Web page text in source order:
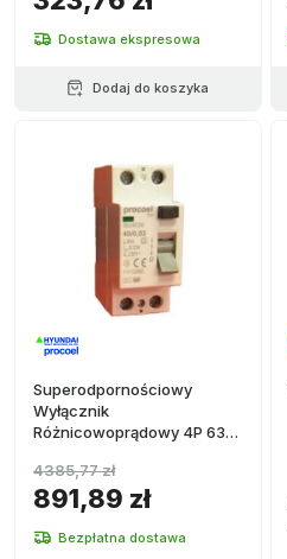
Dostawa ekspresowa
Dodaj do koszyka
Superodpornościowy
Wyłącznik
Różnicowoprądowy 4P 63A
891,89 zł
4385,77 zł
Bezpłatna dostawa